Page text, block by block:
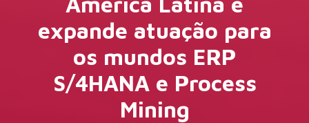
expande atuação para
os mundos ERP
S/4HANA e Process
Mining